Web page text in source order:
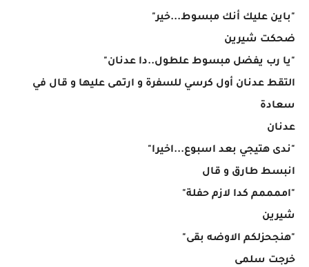
"باين عليك أنك مبسوط...خير"
ضحكت شيرين
"يا رب يفضل مبسوط علطول..دا عدنان"
التقط عدنان أول كرسي للسفرة و ارتمى عليها و قال في
سعادة
عدنان
"ندى هتيجي بعد اسبوع...اخيرا"
انبسط طارق و قال
"اممممم كدا لازم حفلة"
شيرين
"هنجحزلكم الاوضه بقى"
خرجت سلمى